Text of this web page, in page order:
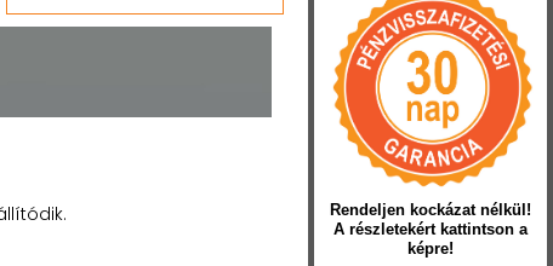
Rendeljen kockázat nélkül!
A részletekért kattintson a
képre!